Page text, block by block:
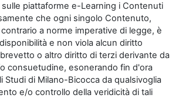
piattaforme e-Learning i Contenuti
che ogni singolo Contenuto,
a norme imperative di legge, è
e non viola alcun diritto
o altro diritto di terzi derivante da
consuetudine, esonerando fin d'ora
Studi di Milano-Bicocca da qualsivoglia
e/o controllo della veridicità di tali